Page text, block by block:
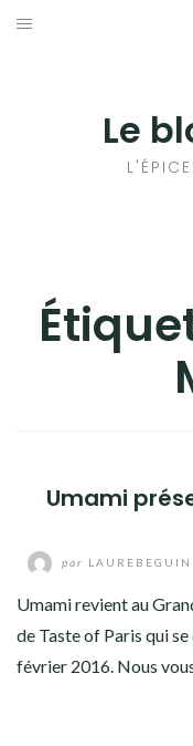
Aller
Le
Umami
par LAUREBEGUIN
Umami revient au
de Taste of Paris qui
février 2016. Nous